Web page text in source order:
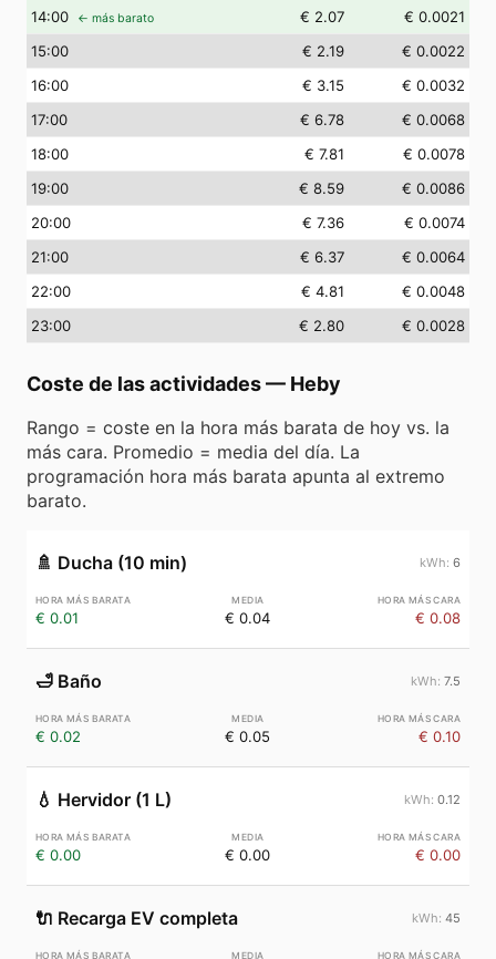
14:00 ← más barato € 2.07
€ 0.0021
15:00 € 2.19
€ 0.0022
16:00 € 3.15
€ 0.0032
17:00 € 6.78
€ 0.0068
18:00 € 7.81
€ 0.0078
19:00 € 8.59
€ 0.0086
20:00 € 7.36
€ 0.0074
21:00 € 6.37
€ 0.0064
22:00 € 4.81
€ 0.0048
23:00 € 2.80 € 0.0028
Coste de las actividades— Heby
Rango = coste en la hora más barata de hoy vs. la
más cara. Promedio = media del día. La
programación hora más barata apunta al extremo
barato.
🚿 Ducha (10 min) 6
€ 0.01 € 0.04 € 0.08
🛁 Baño 7.5
€ 0.02 € 0.05 € 0.10
💧 Hervidor (1 L) 0.12
€ 0.00 € 0.00 € 0.00
🔌 Recarga EV completa 45